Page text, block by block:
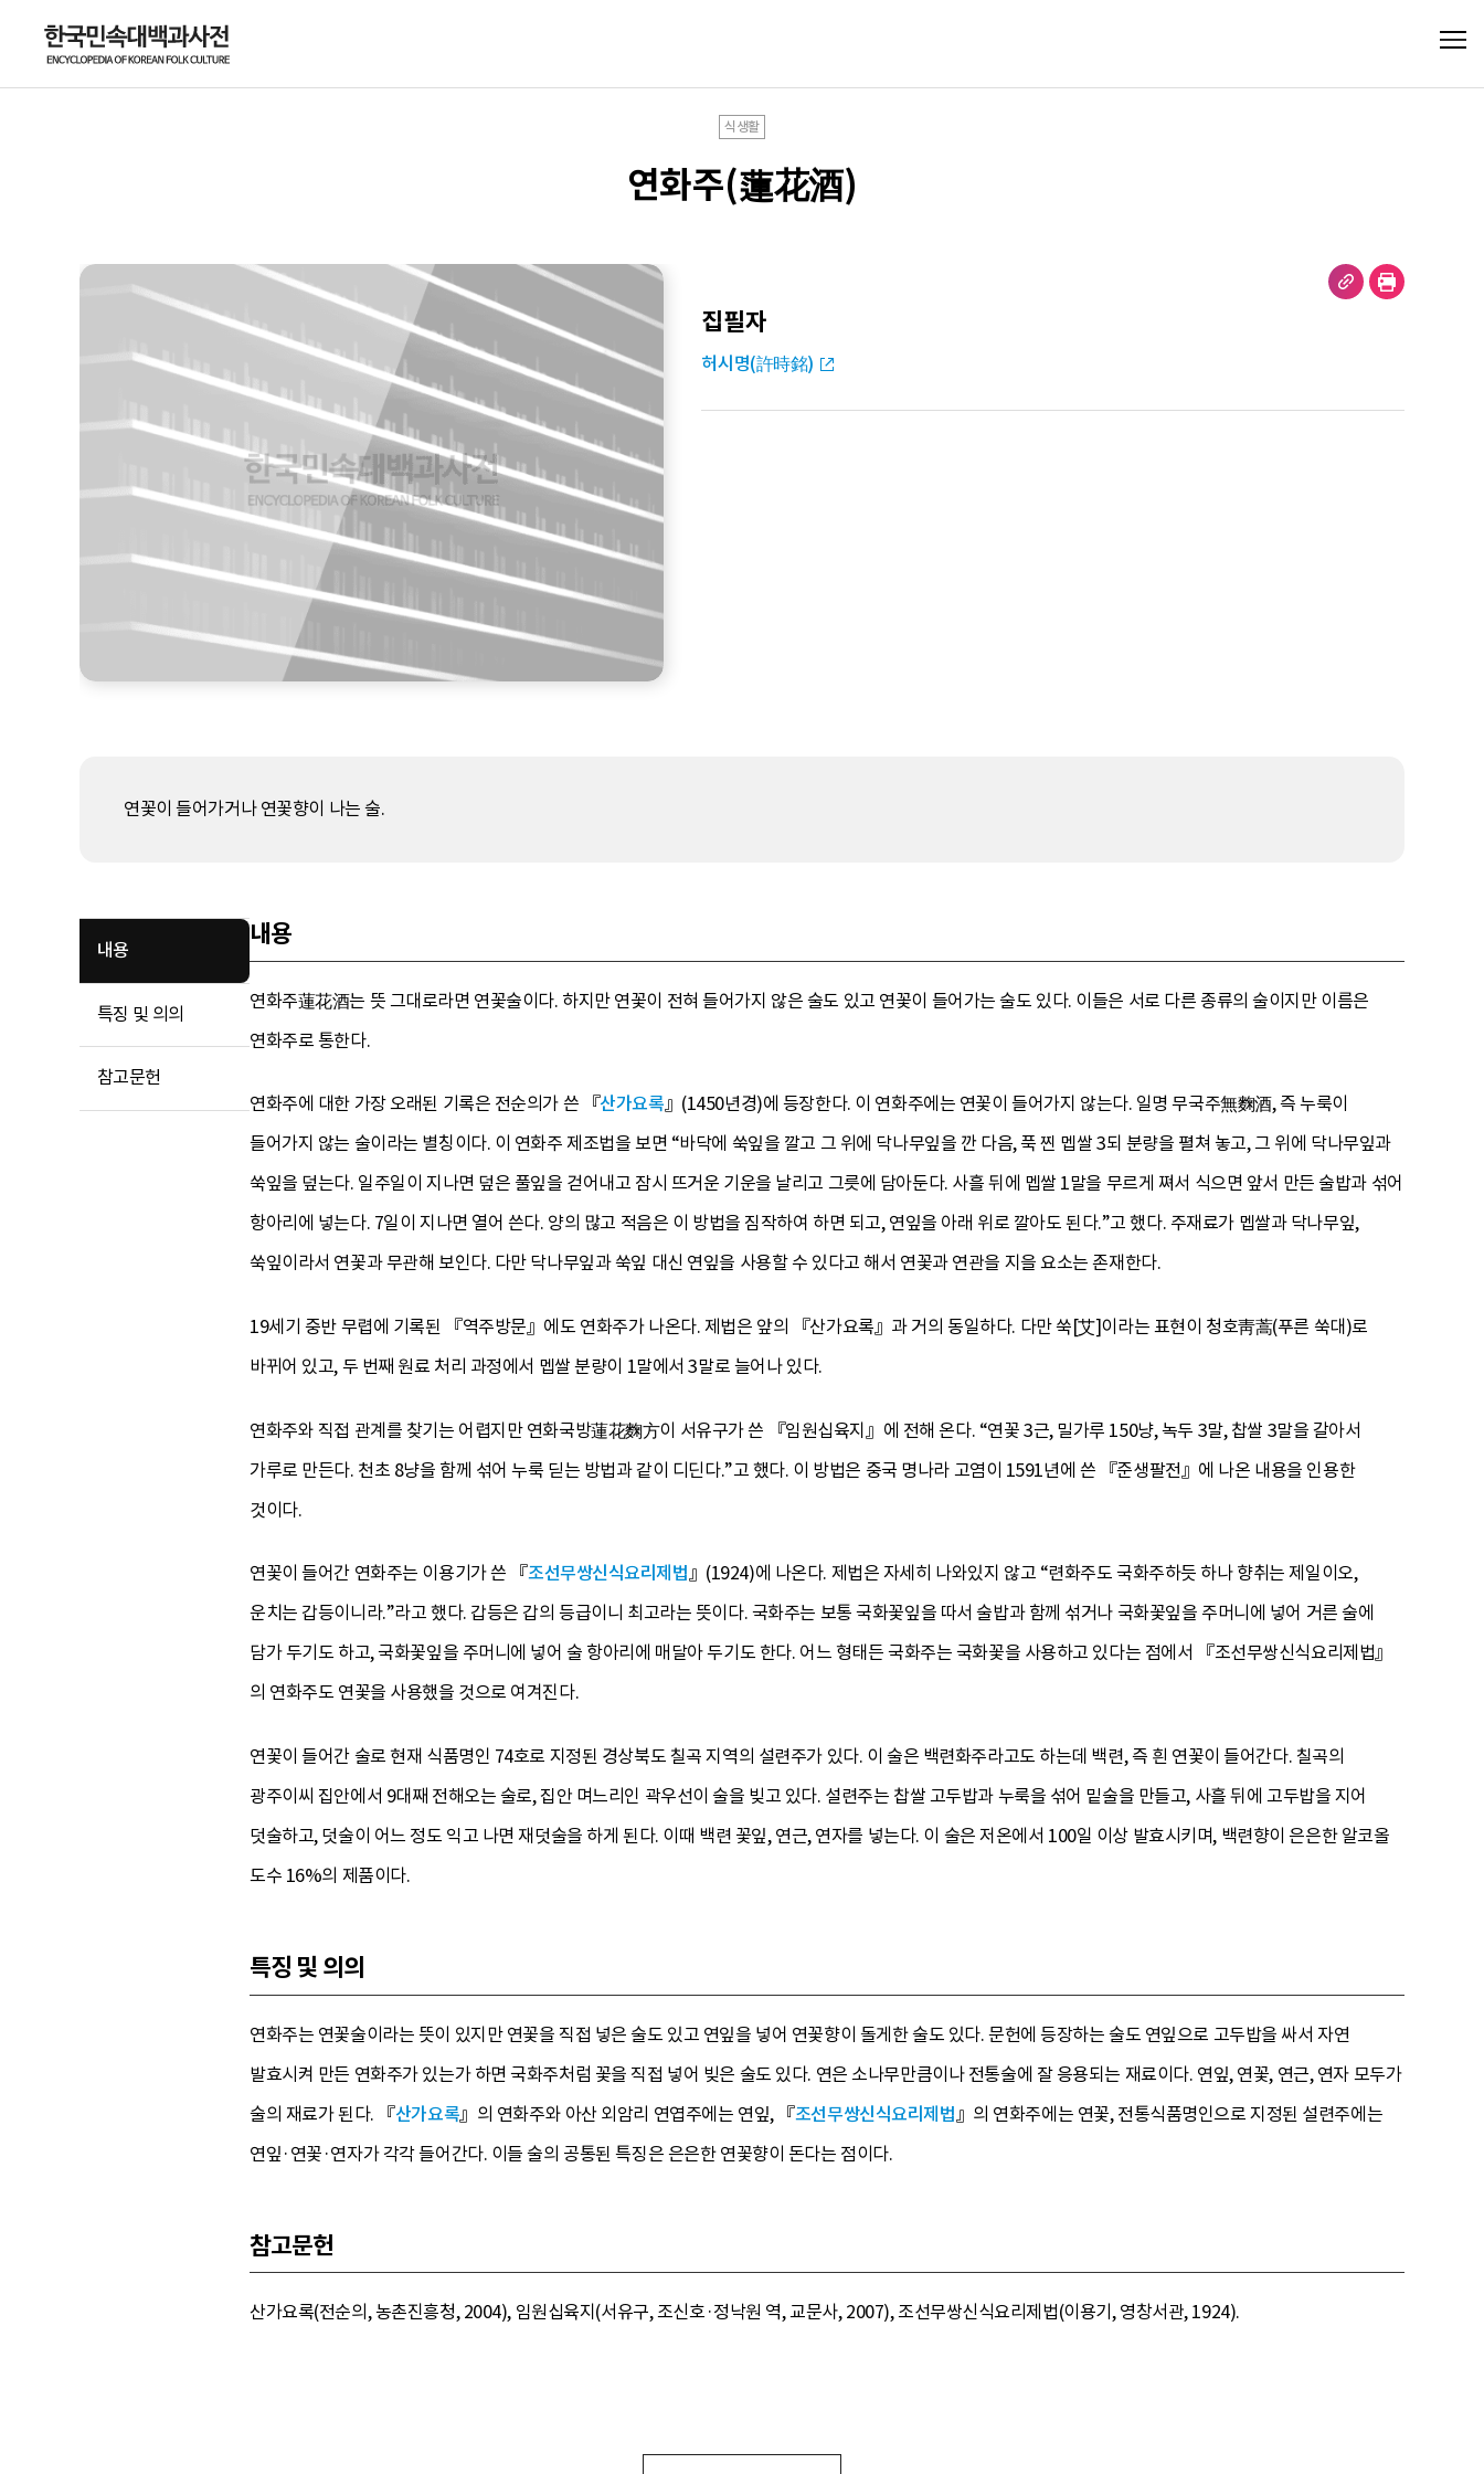
식생활
연화주(蓮花酒)
집필자
허시명(許時銘)
연꽃이 들어가거나 연꽃향이 나는 술.
내용
특징 및 의의
참고문헌
내용
연화주蓮花酒는 뜻 그대로라면 연꽃술이다. 하지만 연꽃이 전혀 들어가지 않은 술도 있고 연꽃이 들어가는 술도 있다. 이들은 서로 다른 종류의 술이지만 이름은
연화주로 통한다.
연화주에 대한 가장 오래된 기록은 전순의가 쓴 『산가요록』(1450년경)에 등장한다. 이 연화주에는 연꽃이 들어가지 않는다. 일명 무국주無麴酒, 즉 누룩이
들어가지 않는 술이라는 별칭이다. 이 연화주 제조법을 보면 “바닥에 쑥잎을 깔고 그 위에 닥나무잎을 깐 다음, 푹 찐 멥쌀 3되 분량을 펼쳐 놓고, 그 위에 닥나무잎과
쑥잎을 덮는다. 일주일이 지나면 덮은 풀잎을 걷어내고 잠시 뜨거운 기운을 날리고 그릇에 담아둔다. 사흘 뒤에 멥쌀 1말을 무르게 쪄서 식으면 앞서 만든 술밥과 섞어
항아리에 넣는다. 7일이 지나면 열어 쓴다. 양의 많고 적음은 이 방법을 짐작하여 하면 되고, 연잎을 아래 위로 깔아도 된다.”고 했다. 주재료가 멥쌀과 닥나무잎,
쑥잎이라서 연꽃과 무관해 보인다. 다만 닥나무잎과 쑥잎 대신 연잎을 사용할 수 있다고 해서 연꽃과 연관을 지을 요소는 존재한다.
19세기 중반 무렵에 기록된 『역주방문』에도 연화주가 나온다. 제법은 앞의 『산가요록』과 거의 동일하다. 다만 쑥[艾]이라는 표현이 청호靑蒿(푸른 쑥대)로
바뀌어 있고, 두 번째 원료 처리 과정에서 멥쌀 분량이 1말에서 3말로 늘어나 있다.
연화주와 직접 관계를 찾기는 어렵지만 연화국방蓮花麴方이 서유구가 쓴 『임원십육지』에 전해 온다. “연꽃 3근, 밀가루 150냥, 녹두 3말, 찹쌀 3말을 갈아서
가루로 만든다. 천초 8냥을 함께 섞어 누룩 딛는 방법과 같이 디딘다.”고 했다. 이 방법은 중국 명나라 고염이 1591년에 쓴 『준생팔전』에 나온 내용을 인용한
것이다.
연꽃이 들어간 연화주는 이용기가 쓴 『조선무쌍신식요리제법』(1924)에 나온다. 제법은 자세히 나와있지 않고 “련화주도 국화주하듯 하나 향취는 제일이오,
운치는 갑등이니라.”라고 했다. 갑등은 갑의 등급이니 최고라는 뜻이다. 국화주는 보통 국화꽃잎을 따서 술밥과 함께 섞거나 국화꽃잎을 주머니에 넣어 거른 술에
담가 두기도 하고, 국화꽃잎을 주머니에 넣어 술 항아리에 매달아 두기도 한다. 어느 형태든 국화주는 국화꽃을 사용하고 있다는 점에서 『조선무쌍신식요리제법』
의 연화주도 연꽃을 사용했을 것으로 여겨진다.
연꽃이 들어간 술로 현재 식품명인 74호로 지정된 경상북도 칠곡 지역의 설련주가 있다. 이 술은 백련화주라고도 하는데 백련, 즉 흰 연꽃이 들어간다. 칠곡의
광주이씨 집안에서 9대째 전해오는 술로, 집안 며느리인 곽우선이 술을 빚고 있다. 설련주는 찹쌀 고두밥과 누룩을 섞어 밑술을 만들고, 사흘 뒤에 고두밥을 지어
덧술하고, 덧술이 어느 정도 익고 나면 재덧술을 하게 된다. 이때 백련 꽃잎, 연근, 연자를 넣는다. 이 술은 저온에서 100일 이상 발효시키며, 백련향이 은은한 알코올
도수 16%의 제품이다.
특징 및 의의
연화주는 연꽃술이라는 뜻이 있지만 연꽃을 직접 넣은 술도 있고 연잎을 넣어 연꽃향이 돌게한 술도 있다. 문헌에 등장하는 술도 연잎으로 고두밥을 싸서 자연
발효시켜 만든 연화주가 있는가 하면 국화주처럼 꽃을 직접 넣어 빚은 술도 있다. 연은 소나무만큼이나 전통술에 잘 응용되는 재료이다. 연잎, 연꽃, 연근, 연자 모두가
술의 재료가 된다. 『산가요록』의 연화주와 아산 외암리 연엽주에는 연잎, 『조선무쌍신식요리제법』의 연화주에는 연꽃, 전통식품명인으로 지정된 설련주에는
연잎·연꽃·연자가 각각 들어간다. 이들 술의 공통된 특징은 은은한 연꽃향이 돈다는 점이다.
참고문헌
산가요록(전순의, 농촌진흥청, 2004), 임원십육지(서유구, 조신호·정낙원 역, 교문사, 2007), 조선무쌍신식요리제법(이용기, 영창서관, 1924).